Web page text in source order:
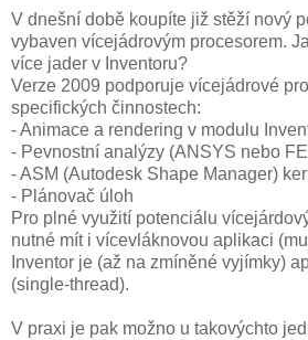
V dnešní době koupíte již stěží nový
vybaven vícejádrovým procesorem.
více jader v Inventoru?
Verze 2009 podporuje vícejádrové
specifických činnostech:
- Animace a rendering v modulu
- Pevnostní analýzy (ANSYS nebo
- ASM (Autodesk Shape Manager)
- Plánovač úloh
Pro plné využití potenciálu
nutné mít i vícevláknovou aplikaci
Inventor je (až na zmíněné vyjímky)
(single-thread).
V praxi je pak možno u takovýchto